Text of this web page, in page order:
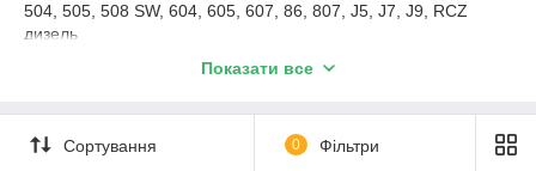
504, 505, 508 SW, 604, 605, 607, 86, 807, J5, J7, J9, RCZ
дизель
На сайті може бути представлений не весь асортимент. Про
Фільтри Bosch, Champion, Febi, Delphi, Fram, Knecht, Mann-
Filter, Mahle, Польща, UFI, WIX.
Показати все
Сортування 0 Фільтри